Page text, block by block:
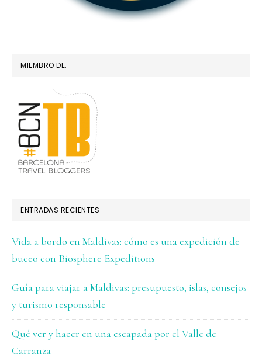
MIEMBRO DE:
ENTRADAS RECIENTES
Vida a bordo en Maldivas: cómo es una expedición de
buceo con Biosphere Expeditions
Guía para viajar a Maldivas: presupuesto, islas, consejos
y turismo responsable
Qué ver y hacer en una escapada por el Valle de
Carranza